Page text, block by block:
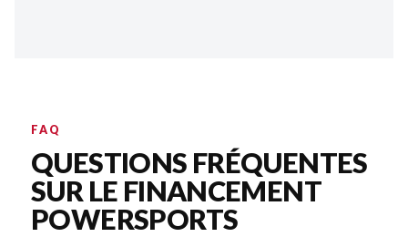
FAQ
QUESTIONS FRÉQUENTES
SUR LE FINANCEMENT
POWERSPORTS